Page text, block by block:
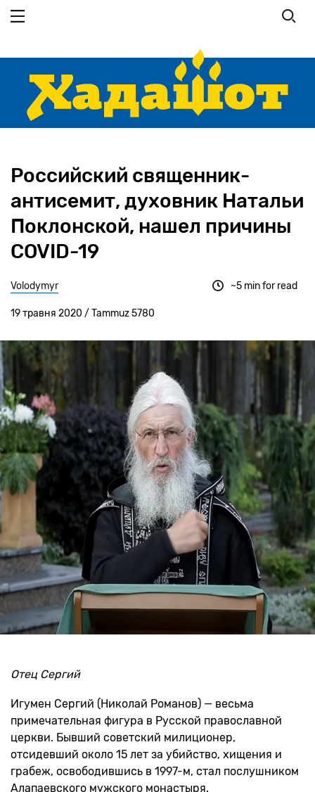
Российский священник-
антисемит, духовник Натальи
Поклонской, нашел причины
COVID-19
Volodymyr
19 травня 2020 / Tammuz 5780
~5 min for read
Отец Сергий
Игумен Сергий (Николай Романов) — весьма
примечательная фигура в Русской православной
церкви. Бывший советский милиционер,
отсидевший около 15 лет за убийство, хищения и
грабеж, освободившись в 1997-м, стал послушником
Алапаевского мужского монастыря.